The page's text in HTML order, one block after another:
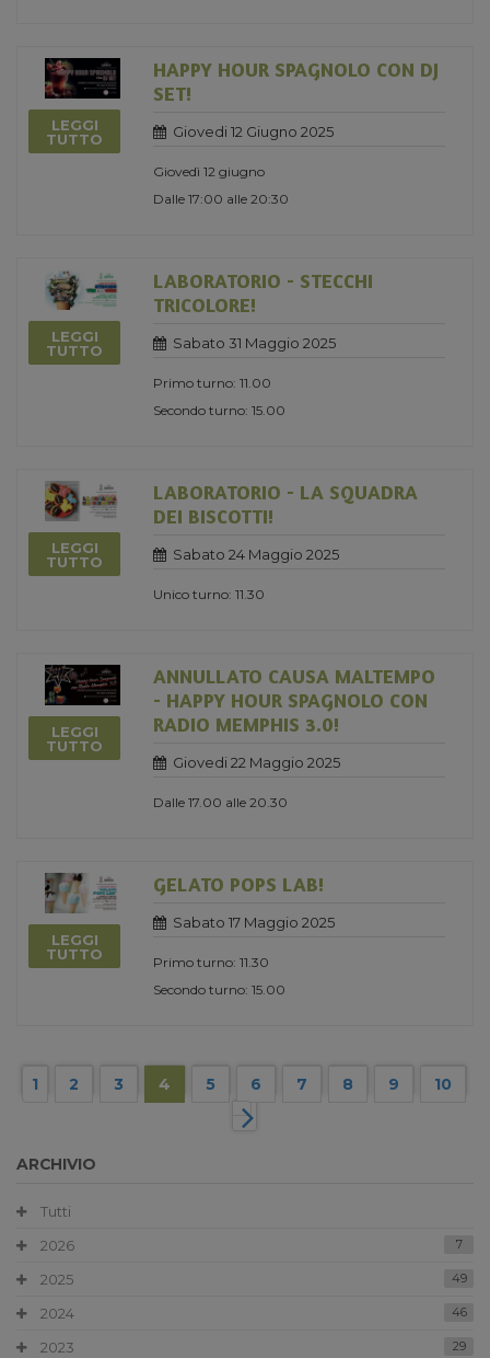
LEGGI
TUTTO
HAPPY HOUR SPAGNOLO CON DJ
SET!
Giovedi 12 Giugno 2025
Giovedì 12 giugno
Dalle 17:00 alle 20:30
LEGGI
TUTTO
LABORATORIO - STECCHI
TRICOLORE!
Sabato 31 Maggio 2025
Primo turno: 11.00
Secondo turno: 15.00
LEGGI
TUTTO
LABORATORIO - LA SQUADRA
DEI BISCOTTI!
Sabato 24 Maggio 2025
Unico turno: 11.30
LEGGI
TUTTO
ANNULLATO CAUSA MALTEMPO
- HAPPY HOUR SPAGNOLO CON
RADIO MEMPHIS 3.0!
Giovedi 22 Maggio 2025
Dalle 17.00 alle 20.30
LEGGI
TUTTO
GELATO POPS LAB!
Sabato 17 Maggio 2025
Primo turno: 11.30
Secondo turno: 15.00
1 2 3 4 5 6 7 8 9 10
ARCHIVIO
Tutti
2026
7
2025 49
2024 46
2023 29